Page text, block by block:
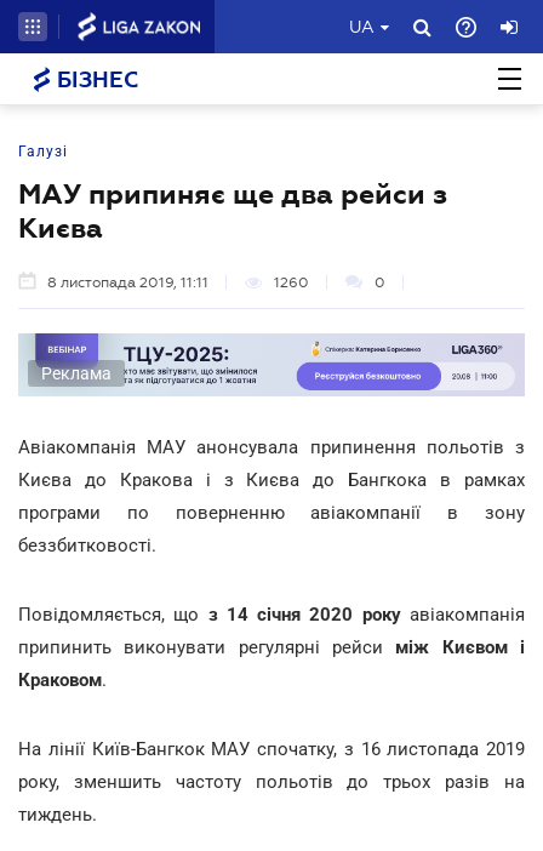
UA
БІЗНЕС
Галузі
МАУ припиняє ще два рейси з
Києва
8 листопада 2019, 11:11 1260 0
Реклама
Авіакомпанія МАУ анонсувала припинення польотів з
Києва до Кракова і з Києва до Бангкока в рамках
програми по поверненню авіакомпанії в зону
беззбитковості.
Повідомляється, що з 14 січня 2020 рокуавіакомпанія
припинить виконувати регулярні рейси між Києвом і
Краковом.
На лінії Київ-Бангкок МАУ спочатку, з 16 листопада 2019
року, зменшить частоту польотів до трьох разів на
тиждень.